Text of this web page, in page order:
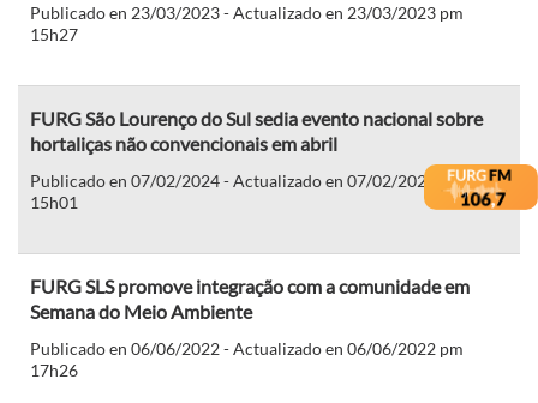
Publicado en 23/03/2023 - Actualizado en 23/03/2023 pm
15h27
FURG São Lourenço do Sul sedia evento nacional sobre
hortaliças não convencionais em abril
Publicado en 07/02/2024 - Actualizado en 07/02/2024 pm
15h01
FURG SLS promove integração com a comunidade em
Semana do Meio Ambiente
Publicado en 06/06/2022 - Actualizado en 06/06/2022 pm
17h26